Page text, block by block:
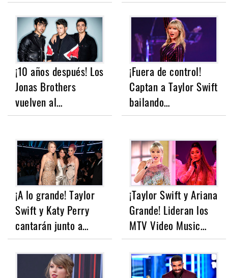
¡10 años después! Los
Jonas Brothers
vuelven al…
¡Fuera de control!
Captan a Taylor Swift
bailando…
¡A lo grande! Taylor
Swift y Katy Perry
cantarán junto a…
¡Taylor Swift y Ariana
Grande! Lideran los
MTV Video Music…